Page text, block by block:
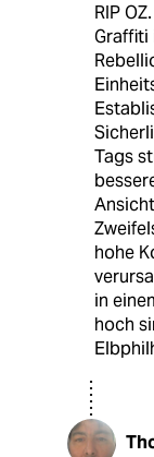
RIP OZ.
Graffiti
Tags
hohe
in
hoch